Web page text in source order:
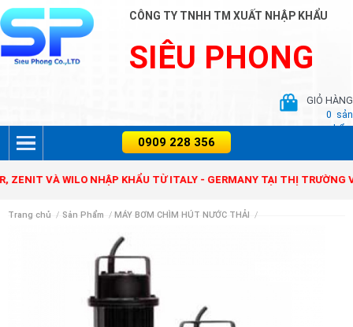
CÔNG TY TNHH TM XUẤT NHẬP KHẨU
SIÊU PHONG
GIỎ HÀNG
0 sản
phẩm
VÀ WILO NHẬP KHẨU TỪ ITALY - GERMANY TẠI THỊ TRƯỜNG VIỆT
Trang chủ / Sản Phẩm / MÁY BƠM CHÌM HÚT NƯỚC THẢI /